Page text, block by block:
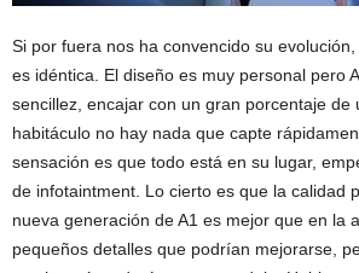
Si por fuera nos ha convencido su
es idéntica. El diseño es muy personal pero
sencillez, encajar con un gran porcentaje de
habitáculo no hay nada que capte
sensación es que todo está en su lugar,
de infotaintment. Lo cierto es que la calidad
nueva generación de A1 es mejor que en la
pequeños detalles que podrían mejorarse,